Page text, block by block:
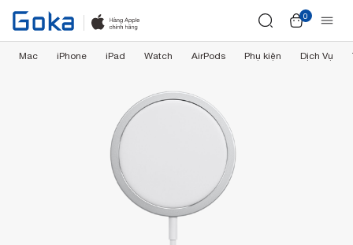
0
Mac iPhone iPad Watch AirPods Phụ kiện Dịch Vụ